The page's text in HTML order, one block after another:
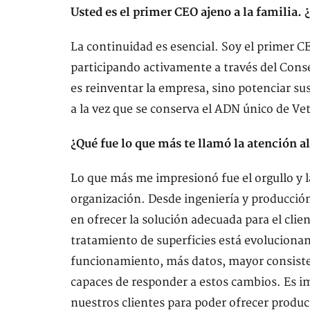
Usted es el primer CEO ajeno a la familia.
La continuidad es esencial. Soy el primer
participando activamente a través del
es reinventar la empresa, sino potenciar
a la vez que se conserva el ADN único de
¿Qué fue lo que más te llamó la atención
Lo que más me impresionó fue el orgullo y
organización. Desde ingeniería y
en ofrecer la solución adecuada para el
tratamiento de superficies está
funcionamiento, más datos, mayor
capaces de responder a estos cambios. Es
nuestros clientes para poder ofrecer